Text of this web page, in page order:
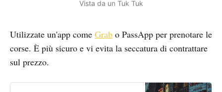
Vista da un Tuk Tuk
Utilizzate un'app come Grab o PassApp per prenotare le
corse. È più sicuro e vi evita la seccatura di contrattare
sul prezzo.